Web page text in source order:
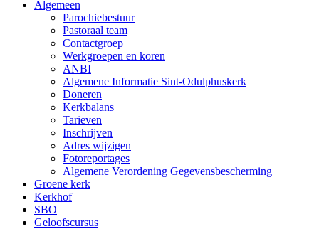
Algemeen
Parochiebestuur
Pastoraal team
Contactgroep
Werkgroepen en koren
ANBI
Algemene Informatie Sint-Odulphuskerk
Doneren
Kerkbalans
Tarieven
Inschrijven
Adres wijzigen
Fotoreportages
Algemene Verordening Gegevensbescherming
Groene kerk
Kerkhof
SBO
Geloofscursus